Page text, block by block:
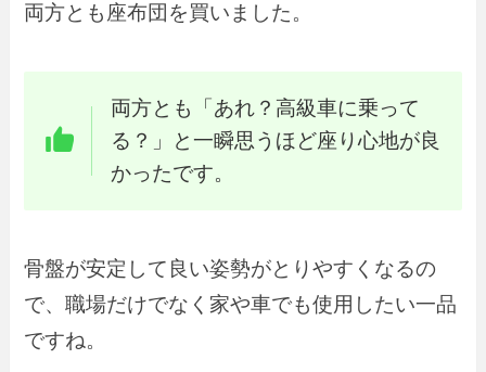
両方とも座布団を買いました。
両方とも「あれ？高級車に乗って
る？」と一瞬思うほど座り心地が良
かったです。
骨盤が安定して良い姿勢がとりやすくなるの
で、職場だけでなく家や車でも使用したい一品
ですね。